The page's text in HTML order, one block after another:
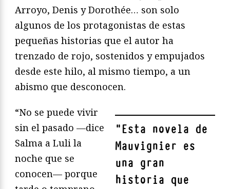
Arroyo, Denis y Dorothée… son solo
algunos de los protagonistas de estas
pequeñas historias que el autor ha
trenzado de rojo, sostenidos y empujados
desde este hilo, al mismo tiempo, a un
abismo que desconocen.
"Esta novela de
Mauvignier es
una gran
historia que
“No se puede vivir
sin el pasado —dice
Salma a Luli la
noche que se
conocen— porque